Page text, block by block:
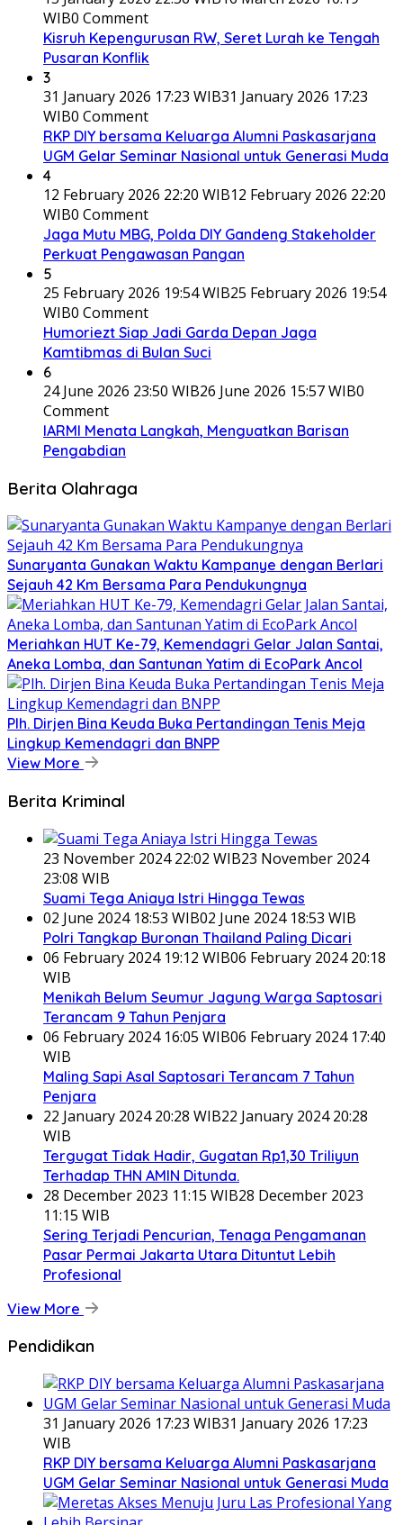
WIB0 Comment
Kisruh Kepengurusan RW, Seret Lurah ke Tengah
Pusaran Konflik
3
31 January 2026 17:23 WIB31 January 2026 17:23
WIB0 Comment
RKP DIY bersama Keluarga Alumni Paskasarjana
UGM Gelar Seminar Nasional untuk Generasi Muda
4
12 February 2026 22:20 WIB12 February 2026 22:20
WIB0 Comment
Jaga Mutu MBG, Polda DIY Gandeng Stakeholder
Perkuat Pengawasan Pangan
5
25 February 2026 19:54 WIB25 February 2026 19:54
WIB0 Comment
Humoriezt Siap Jadi Garda Depan Jaga
Kamtibmas di Bulan Suci
6
24 June 2026 23:50 WIB26 June 2026 15:57 WIB0
Comment
IARMI Menata Langkah, Menguatkan Barisan
Pengabdian
Berita Olahraga
Sunaryanta Gunakan Waktu Kampanye dengan Berlari
Sejauh 42 Km Bersama Para Pendukungnya
Meriahkan HUT Ke-79, Kemendagri Gelar Jalan Santai,
Aneka Lomba, dan Santunan Yatim di EcoPark Ancol
Plh. Dirjen Bina Keuda Buka Pertandingan Tenis Meja
Lingkup Kemendagri dan BNPP
View More
Berita Kriminal
23 November 2024 22:02 WIB23 November 2024
23:08 WIB
Suami Tega Aniaya Istri Hingga Tewas
02 June 2024 18:53 WIB02 June 2024 18:53 WIB
Polri Tangkap Buronan Thailand Paling Dicari
06 February 2024 19:12 WIB06 February 2024 20:18
WIB
Menikah Belum Seumur Jagung Warga Saptosari
Terancam 9 Tahun Penjara
06 February 2024 16:05 WIB06 February 2024 17:40
WIB
Maling Sapi Asal Saptosari Terancam 7 Tahun
Penjara
22 January 2024 20:28 WIB22 January 2024 20:28
WIB
Tergugat Tidak Hadir, Gugatan Rp1,30 Triliyun
Terhadap THN AMIN Ditunda.
28 December 2023 11:15 WIB28 December 2023
11:15 WIB
Sering Terjadi Pencurian, Tenaga Pengamanan
Pasar Permai Jakarta Utara Dituntut Lebih
Profesional
View More
Pendidikan
31 January 2026 17:23 WIB31 January 2026 17:23
WIB
RKP DIY bersama Keluarga Alumni Paskasarjana
UGM Gelar Seminar Nasional untuk Generasi Muda